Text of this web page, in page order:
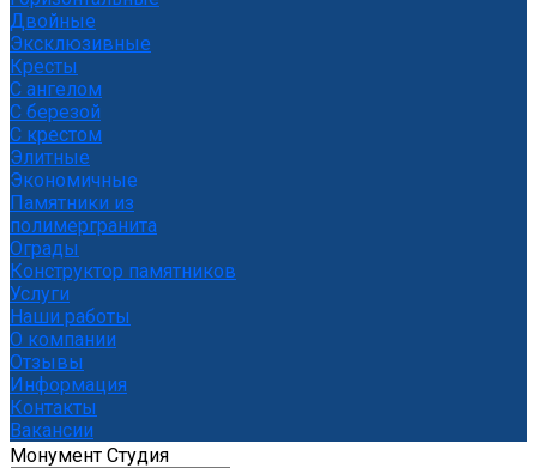
Двойные
Эксклюзивные
Кресты
С ангелом
С березой
С крестом
Элитные
Экономичные
Памятники из
полимергранита
Ограды
Конструктор памятников
Услуги
Наши работы
О компании
Отзывы
Информация
Контакты
Вакансии
Монумент Студия